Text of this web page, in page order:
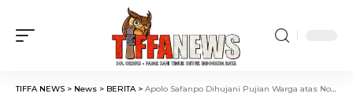
TIFFA NEWS > News > BERITA> Apolo Safanpo Dihujani Pujian Warga atas Normalisasi Air Pasca Banjir di Distrik Kurik